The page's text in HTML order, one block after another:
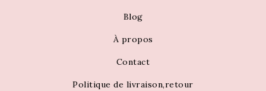
Blog
À propos
Contact
Politique de livraison,retour